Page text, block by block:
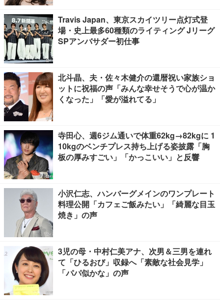
Travis Japan、東京スカイツリー点灯式登
場・史上最多60種類のライティング Jリーグ
SPアンバサダー初仕事
北斗晶、夫・佐々木健介の還暦祝い家族ショ
ットに祝福の声「みんな幸せそうで心が温か
くなった」「愛が溢れてる」
寺田心、週6ジム通いで体重62kg→82kgに 1
10kgのベンチプレス持ち上げる姿披露「胸
板の厚みすごい」「かっこいい」と反響
小沢仁志、ハンバーグメインのワンプレート
料理公開「カフェご飯みたい」「綺麗な目玉
焼き」の声
3児の母・中村仁美アナ、次男＆三男を連れ
て「ひるおび」収録へ「素敵な社会見学」
「パパ似かな」の声